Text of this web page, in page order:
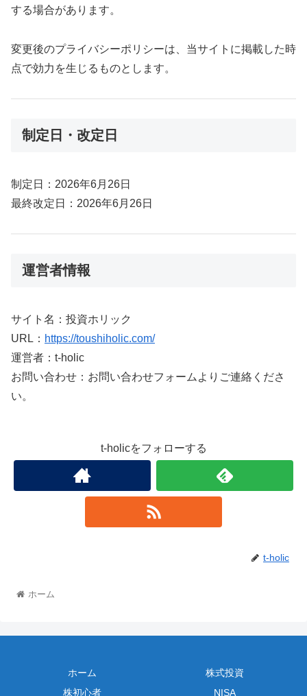
する場合があります。
変更後のプライバシーポリシーは、当サイトに掲載した時
点で効力を生じるものとします。
制定日・改定日
制定日：2026年6月26日
最終改定日：2026年6月26日
運営者情報
サイト名：投資ホリック
URL： https://toushiholic.com/
運営者：t-holic
お問い合わせ：お問い合わせフォームよりご連絡くださ
い。
t-holicをフォローする
t-holic
ホーム
ホーム
株式投資
株初心者
NISA